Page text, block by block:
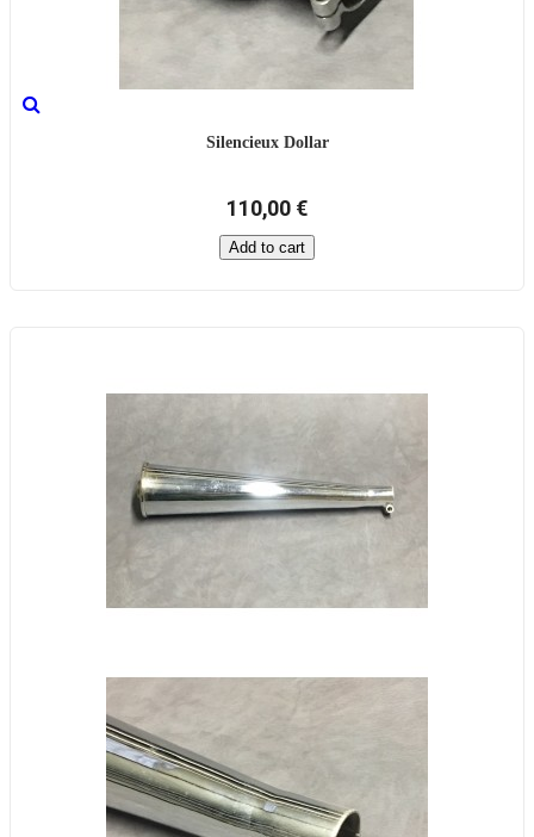
Silencieux Dollar
110,00 €
Add to cart